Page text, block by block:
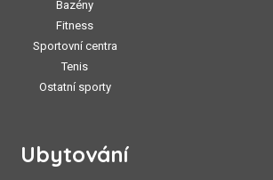
Bazény
Fitness
Sportovní centra
Tenis
Ostatní sporty
Ubytování